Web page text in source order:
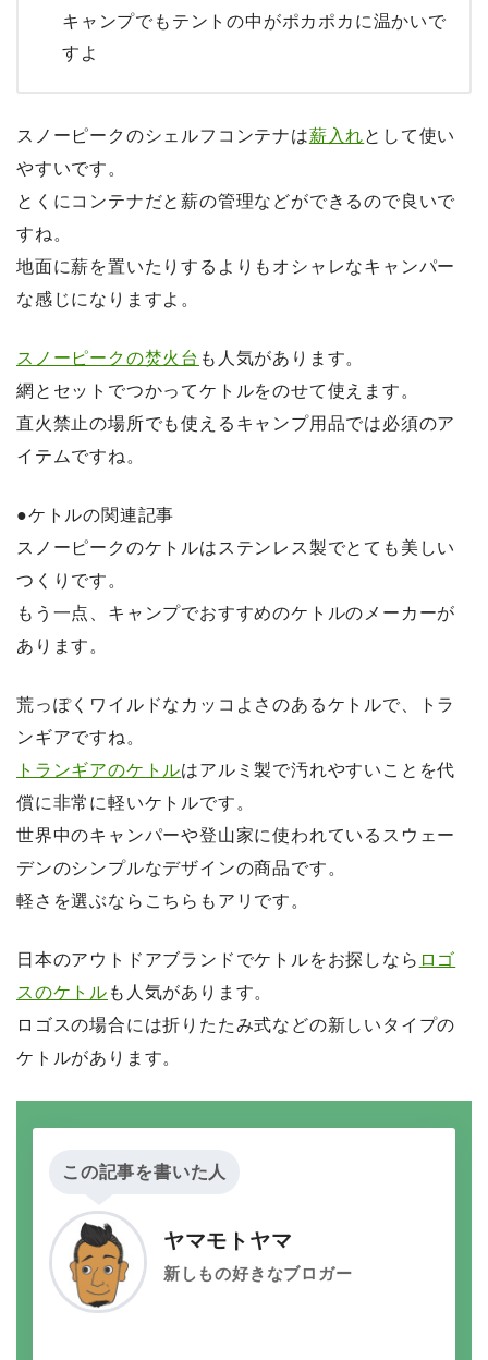
キャンプでもテントの中がポカポカに温かいで
すよ
スノーピークのシェルフコンテナは薪入れとして使い
やすいです。
とくにコンテナだと薪の管理などができるので良いで
すね。
地面に薪を置いたりするよりもオシャレなキャンパー
な感じになりますよ。
スノーピークの焚火台 も人気があります。
網とセットでつかってケトルをのせて使えます。
直火禁止の場所でも使えるキャンプ用品では必須のア
イテムですね。
●ケトルの関連記事
スノーピークのケトルはステンレス製でとても美しい
つくりです。
もう一点、キャンプでおすすめのケトルのメーカーが
あります。
荒っぽくワイルドなカッコよさのあるケトルで、トラ
ンギアですね。
トランギアのケトルはアルミ製で汚れやすいことを代
償に非常に軽いケトルです。
世界中のキャンパーや登山家に使われているスウェー
デンのシンプルなデザインの商品です。
軽さを選ぶならこちらもアリです。
日本のアウトドアブランドでケトルをお探しなら ロゴ
スのケトル も人気があります。
ロゴスの場合には折りたたみ式などの新しいタイプの
ケトルがあります。
この記事を書いた人
ヤマモトヤマ
新しもの好きなブロガー